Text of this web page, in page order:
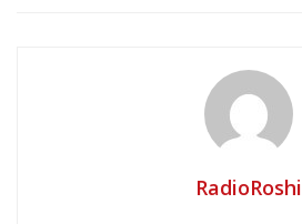
RadioRoshi